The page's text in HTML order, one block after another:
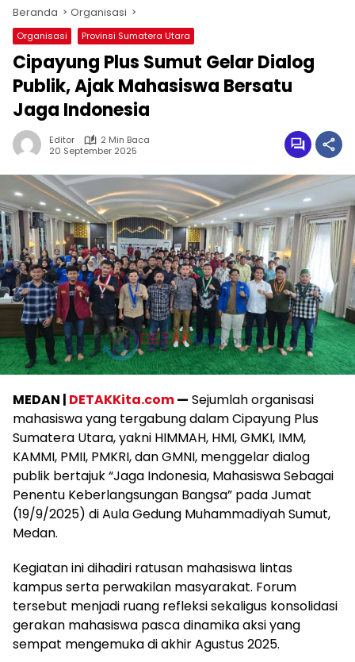
Beranda Organisasi
Organisasi Provinsi Sumatera Utara
Cipayung Plus Sumut Gelar Dialog
Publik, Ajak Mahasiswa Bersatu
Jaga Indonesia
Editor
2 Min Baca
20 September 2025
MEDAN | DETAKKita.com— Sejumlah organisasi
mahasiswa yang tergabung dalam Cipayung Plus
Sumatera Utara, yakni HIMMAH, HMI, GMKI, IMM,
KAMMI, PMII, PMKRI, dan GMNI, menggelar dialog
publik bertajuk “Jaga Indonesia, Mahasiswa Sebagai
Penentu Keberlangsungan Bangsa” pada Jumat
(19/9/2025) di Aula Gedung Muhammadiyah Sumut,
Medan.
Kegiatan ini dihadiri ratusan mahasiswa lintas
kampus serta perwakilan masyarakat. Forum
tersebut menjadi ruang refleksi sekaligus konsolidasi
gerakan mahasiswa pasca dinamika aksi yang
sempat mengemuka di akhir Agustus 2025.